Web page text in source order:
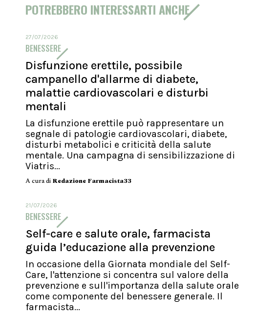
POTREBBERO INTERESSARTI ANCHE
27/07/2026
BENESSERE
Disfunzione erettile, possibile
campanello d'allarme di diabete,
malattie cardiovascolari e disturbi
mentali
La disfunzione erettile può rappresentare un
segnale di patologie cardiovascolari, diabete,
disturbi metabolici e criticità della salute
mentale. Una campagna di sensibilizzazione di
Viatris...
A cura di Redazione Farmacista33
21/07/2026
BENESSERE
Self-care e salute orale, farmacista
guida l’educazione alla prevenzione
In occasione della Giornata mondiale del Self-
Care, l'attenzione si concentra sul valore della
prevenzione e sull'importanza della salute orale
come componente del benessere generale. Il
farmacista...